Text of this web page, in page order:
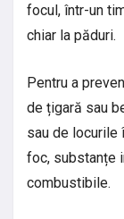
focul, într-un
chiar la păduri.
Pentru a
de țigară sau
sau de locurile
foc, substanțe
combustibile.